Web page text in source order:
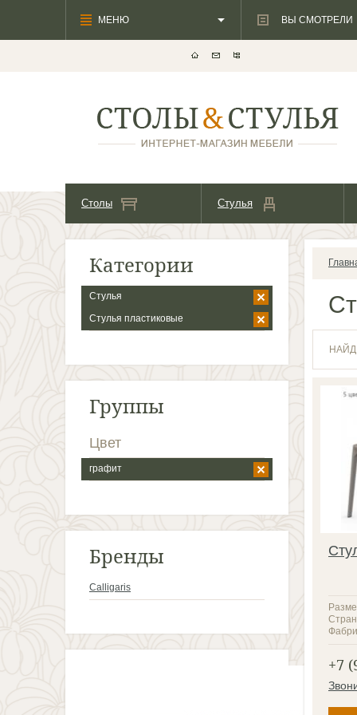
Столы Стулья
Категории
Стулья
Cтулья пластиковые
Группы
Цвет
графит
Бренды
Calligaris
+7
МЕНЮ ВЫ СМОТРЕЛИ